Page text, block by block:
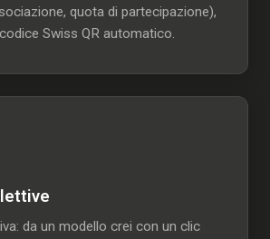
quota di partecipazione),
Swiss QR automatico.
da un modello crei con un clic